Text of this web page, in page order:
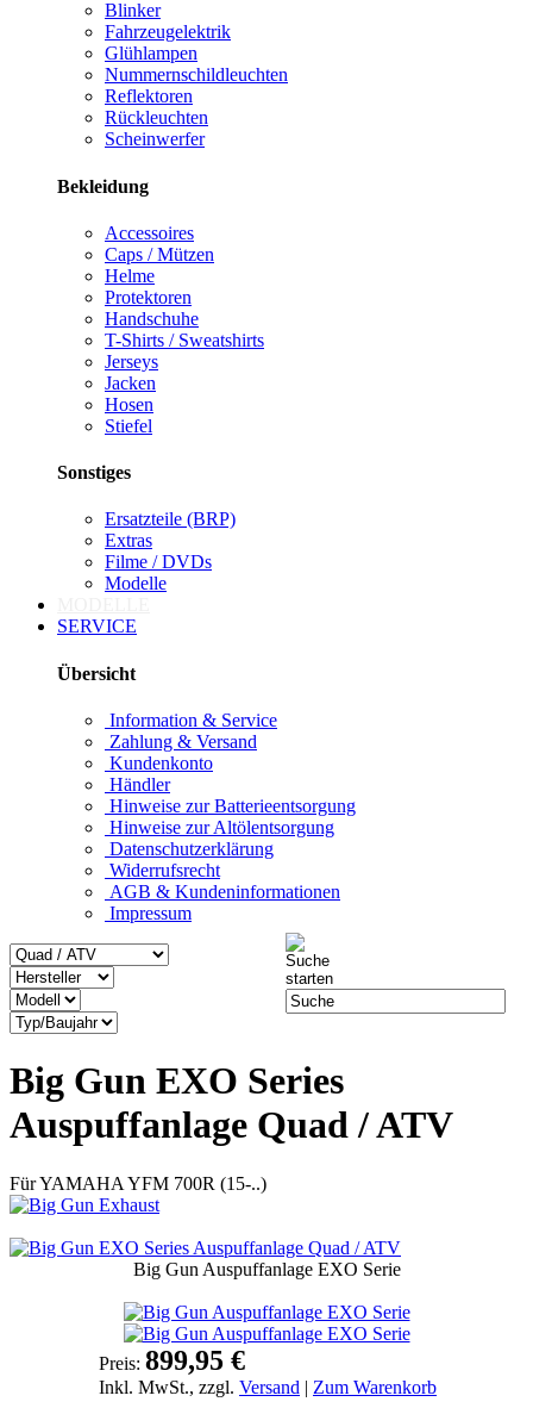
Blinker
Fahrzeugelektrik
Glühlampen
Nummernschildleuchten
Reflektoren
Rückleuchten
Scheinwerfer
Bekleidung
Accessoires
Caps / Mützen
Helme
Protektoren
Handschuhe
T-Shirts / Sweatshirts
Jerseys
Jacken
Hosen
Stiefel
Sonstiges
Ersatzteile (BRP)
Extras
Filme / DVDs
Modelle
SERVICE
Übersicht
Information & Service
Zahlung & Versand
Kundenkonto
Händler
Hinweise zur Batterieentsorgung
Hinweise zur Altölentsorgung
Datenschutzerklärung
Widerrufsrecht
AGB & Kundeninformationen
Impressum
Big Gun EXO Series
Auspuffanlage Quad / ATV
Für YAMAHA YFM 700R (15-..)
Big Gun Auspuffanlage EXO Serie
Preis: 899,95 €
Inkl. MwSt., zzgl. Versand | Zum Warenkorb